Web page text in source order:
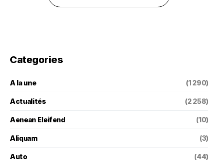
Categories
A la une (1 290)
Actualités (2 258)
Aenean Eleifend (10)
Aliquam (3)
Auto (44)